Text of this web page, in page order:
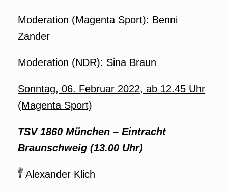
Moderation (Magenta Sport): Benni
Zander
Moderation (NDR): Sina Braun
Sonntag, 06. Februar 2022, ab 12.45 Uhr
(Magenta Sport)
TSV1860 München – Eintracht
Braunschweig (13.00 Uhr)
Alexander Klich